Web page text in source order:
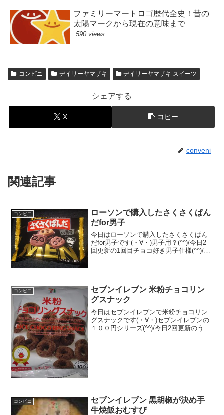
ファミリーマートロゴ歴代全史！昔の
太陽マークから現在の意味まで
590 views
コンビニ デイリーヤマザキ デイリーヤマザキ スイーツ
シェアする
X コピー
conveni
関連記事
コンビニ
ローソンで購入したさくさくぱん
だfor男子
今日はローソンで購入したさくさくぱん
だfor男子です(・∀・)男子用？(^^)/今日2
回更新の1回目チョコ好き男子仕様(^^)/黒
コンビニ
セブンイレブン 米粉チョコリン
グスナック
今日はセブンイレブンで米粉チョコリン
グスナックです(・∀・)セブンイレブンの
１００円シリーズ(^^)/今日2回更新のうち
コンビニ
セブンイレブン 黒胡椒が決め手
牛焼飯おむすび